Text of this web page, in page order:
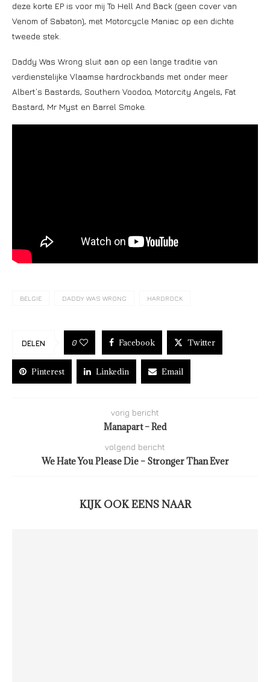
deze korte EP is voor mij To Hell And Back (geen cover van
Venom of Sabaton), met Motorcycle Maniac op een dichte
tweede stek.
Daddy Was Wrong sluit aan op een lange traditie van
verdienstelijke Vlaamse hardrockbands met onder meer
Albert’s Bastards, Southern Voodoo, Motorcity Angels, Fat
Bastard, Mr Myst en Barrel Smoke.
BELGIE DADDY WAS WRONG HARDROCK
DELEN 0 Facebook Twitter
Pinterest Linkedin Email
vorig bericht
Manapart – Red
volgend bericht
We Hate You Please Die – Stronger Than Ever
KIJK OOK EENS NAAR